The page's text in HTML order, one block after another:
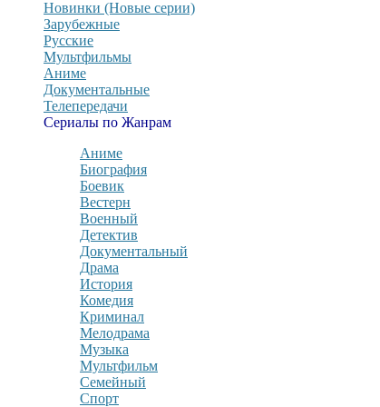
Новинки (Новые серии)
Зарубежные
Русские
Мультфильмы
Аниме
Документальные
Телепередачи
Сериалы по Жанрам
Аниме
Биография
Боевик
Вестерн
Военный
Детектив
Документальный
Драма
История
Комедия
Криминал
Мелодрама
Музыка
Мультфильм
Семейный
Спорт